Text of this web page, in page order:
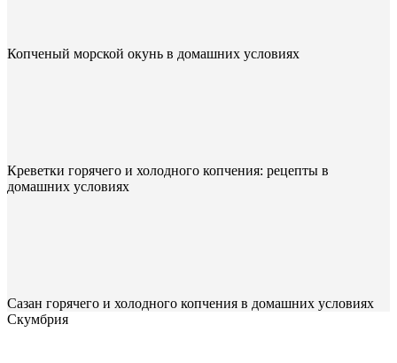
Копченый морской окунь в домашних условиях
Креветки горячего и холодного копчения: рецепты в
домашних условиях
Сазан горячего и холодного копчения в домашних условиях
Скумбрия